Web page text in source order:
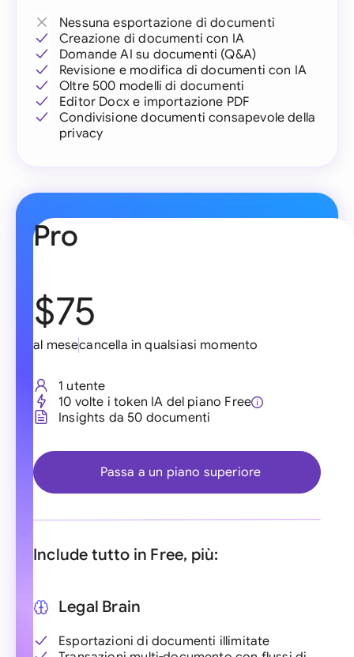
Nessuna esportazione di documenti
Creazione di documenti con IA
Domande AI su documenti (Q&A)
Revisione e modifica di documenti con IA
Oltre 500 modelli di documenti
Editor Docx e importazione PDF
Condivisione documenti consapevole della
privacy
Pro
$75
al mesecancella in qualsiasi momento
1 utente
10 volte i token IA del piano Free
Insights da 50 documenti
Passa a un piano superiore
Include tutto in Free, più:
Legal Brain
Esportazioni di documenti illimitate